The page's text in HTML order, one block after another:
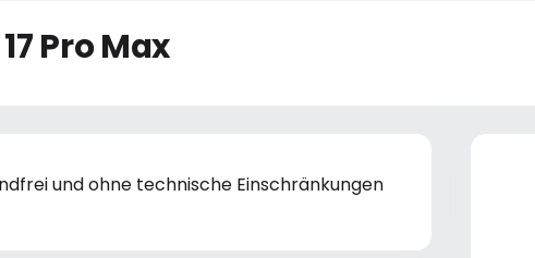
Pro Max
und ohne technische Einschränkungen